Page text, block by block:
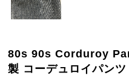
80s 90s Corduroy
製 コーデュロイパン